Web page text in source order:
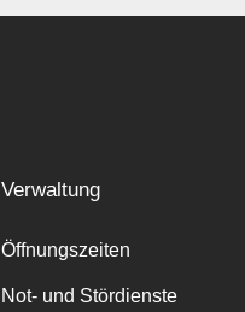
Verwaltung
Öffnungszeiten
Not- und Stördienste